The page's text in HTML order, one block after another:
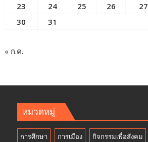
23
24 25 26 27
30
31
« ก.ค.
หมวดหมู่
การศึกษา การเมือง กิจกรรมเพื่อสังคม